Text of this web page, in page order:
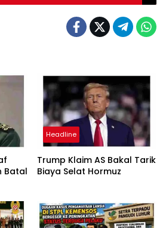
Batal
Headline
Trump Klaim AS Bakal Tarik
Biaya Selat Hormuz